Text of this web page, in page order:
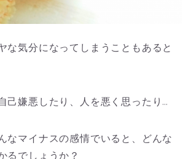
な気分になってしまうこともあると
己嫌悪したり、人を悪く思ったり…
なマイナスの感情でいると、どんな
るでしょうか？